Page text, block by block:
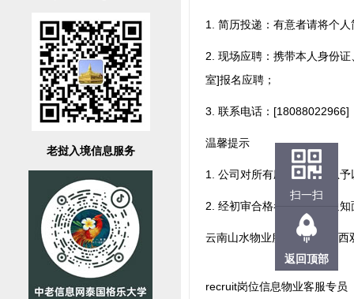
老挝入境信息服务
1. 简历投递：有意者请将个
2. 现场应聘：携带本人身份
室]报名应聘；
3. 联系电话：
温馨提示
1. 公司对所有应聘者的信息
2. 经初审合格者，将电话通
云南山水物业服务有限公司
recruit岗位信息物业客服专员
扫一扫
返回顶部